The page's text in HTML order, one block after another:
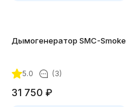
Дымогенератор SMC-Smoke
5.0 (3)
31 750 ₽